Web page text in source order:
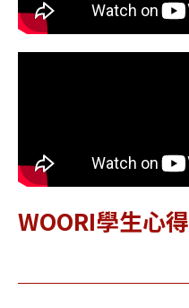
WOORI學生心得